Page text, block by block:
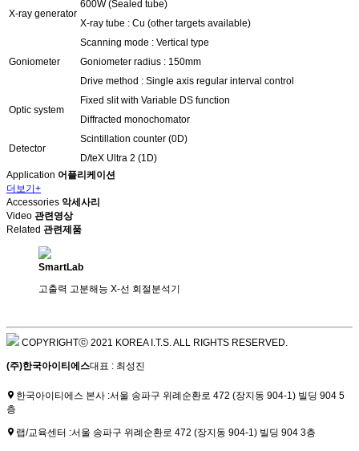
X-ray generator
600W (Sealed tube)
X-ray tube : Cu (other targets available)
Goniometer
Scanning mode : Vertical type
Goniometer radius : 150mm
Drive method : Single axis regular interval control
Optic system
Fixed slit with Variable DS function
Diffracted monochomator
Detector
Scintillation counter (0D)
D/teX Ultra 2 (1D)
Application 어플리케이션
더보기+
Accessories 악세사리
Video 관련영상
Related 관련제품
SmartLab
고출력 고분해능 X-선 회절분석기
COPYRIGHTⓒ 2021 KOREA I.T.S. ALL RIGHTS RESERVED.
(주)한국아이티에스대표 : 최성진
한국아이티에스 본사 :서울 송파구 위례순환로 472 (장지동 904-1) 빌딩 904 5
층
랩/교육센터 :서울 송파구 위례순환로 472 (장지동 904-1) 빌딩 904 3층